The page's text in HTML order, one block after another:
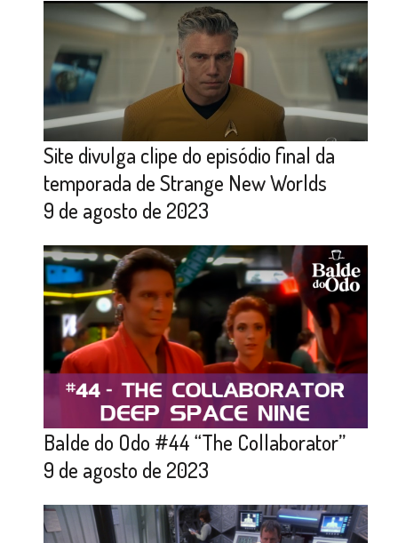
Site divulga clipe do episódio final da
temporada de Strange New Worlds
9 de agosto de 2023
Balde do Odo #44 “The Collaborator”
9 de agosto de 2023